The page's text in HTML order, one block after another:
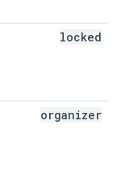
locked
organizer